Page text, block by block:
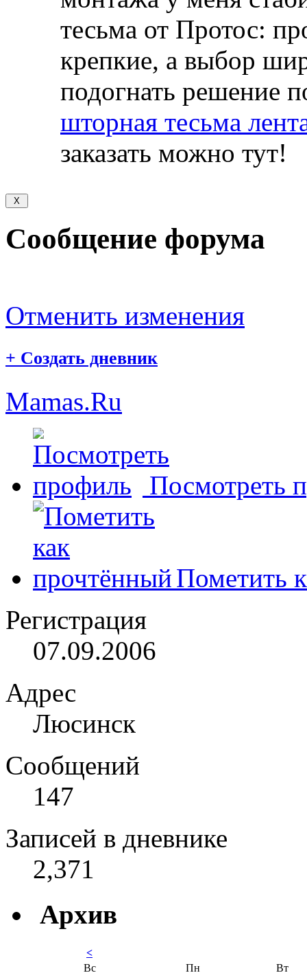
тесьма от Протос:
крепкие, а выбор
подогнать решение
шторная тесьма
заказать можно тут!
Сообщение форума
Отменить изменения
+ Создать дневник
Mamas.Ru
Посмотреть
Пометить
Регистрация
07.09.2006
Адрес
Люсинск
Сообщений
147
Записей в дневнике
2,371
Архив
<
Вс
Пн Вт